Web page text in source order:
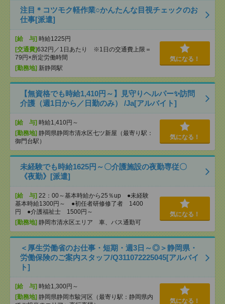
注目＊コツモク軽作業○かんたんな目視チェックのお
仕事[派遣]
[給 与] 時給1225円
[交通費]632円／1日あたり ※1日の交通費上限＝
79円×所定労働時間
[勤務地] 新静岡駅
気になる！
【無資格でも時給1,410円～】見守りヘルパー✨訪問
介護（週1日から／日勤のみ） /Ja[アルバイト]
[給 与] 時給1,410円～
[勤務地] 静岡県静岡市清水区七ツ新屋（最寄り駅：
御門台駅）
気になる！
未経験でも時給1625円～〇介護施設の夜勤専従〇
《夜勤》[派遣]
[給 与] 22：00～基本時給から25％up ●未経験
基本時給1300円～ ●初任者研修修了者 1400
円 ●介護福祉士 1500円～
[勤務地] 静岡市清水区エリア 車、バス通勤可
気になる！
＜厚生労働省のお仕事・短期・週3日～◎＞静岡県・
労働保険のご案内スタッフ/Q311072225045[アルバイ
ト]
[給 与] 時給1,300円～
[勤務地] 静岡県静岡市駿河区（最寄り駅：静岡県内
気になる！